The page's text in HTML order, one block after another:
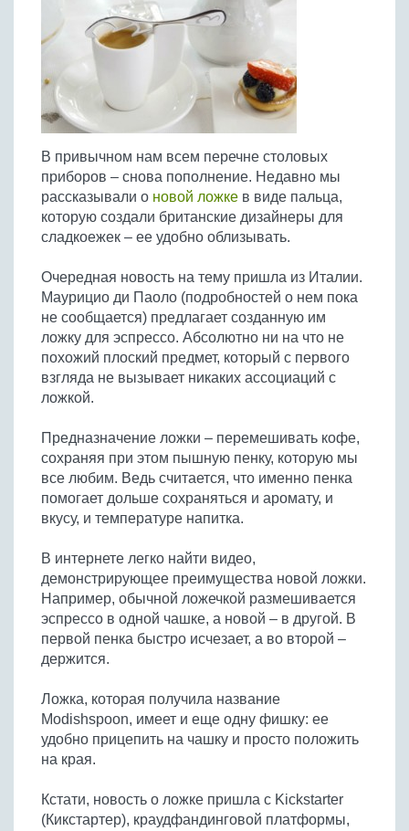
Из яиц и другие
Холодные супы
Супы-пюре
Молочные супы
Сладкие супы
Отварное мясо
Запеченное мясо
Тушеное мясо
Из мясного фарша
Из субпродуктов
Из мясопродуктов
Жареная рыба
Отварная и паровая
Запеченная рыба
Тушеная рыба
Морепродукты
Суши и роллы
Вся птица
Отварная птица
Запеченная птица
Тушеная птица
Из фарша птицы
Из субпродуктов птицы
Овощи
Все овощи
Жареные овощи
Отварные овощи
Тушеные овощи
Запеченные овощи
Выпечка
Вся выпечка
Пироги и пирожки
Кексы и маффины
Печенье и булочки
Пиццы
Кремы
Соусы
Все соусы
Соусы к мясу
Соусы к рыбе
Соусы к овощам
Напитки
Все напитки
Алкогольные напитки
Безалкогольные напитки
Заготовки
Все заготовки
Овощи
Грибы
Другие заготовки
Десерты
Десерты
Ещё...
Молочные продукты
Пельмени, вареники
Макароны
Грибы
Яйца
Крупы
В привычном нам всем перечне столовых
приборов – снова пополнение. Недавно мы
рассказывали о новой ложке в виде пальца,
которую создали британские дизайнеры для
сладкоежек – ее удобно облизывать.
Очередная новость на тему пришла из Италии.
Маурицио ди Паоло (подробностей о нем пока
не сообщается) предлагает созданную им
ложку для эспрессо. Абсолютно ни на что не
похожий плоский предмет, который с первого
взгляда не вызывает никаких ассоциаций с
ложкой.
Предназначение ложки – перемешивать кофе,
сохраняя при этом пышную пенку, которую мы
все любим. Ведь считается, что именно пенка
помогает дольше сохраняться и аромату, и
вкусу, и температуре напитка.
В интернете легко найти видео,
демонстрирующее преимущества новой ложки.
Например, обычной ложечкой размешивается
эспрессо в одной чашке, а новой – в другой. В
первой пенка быстро исчезает, а во второй –
держится.
Ложка, которая получила название
Modishspoon, имеет и еще одну фишку: ее
удобно прицепить на чашку и просто положить
на края.
Кстати, новость о ложке пришла с Kickstarter
(Кикстартер), краудфандинговой платформы,